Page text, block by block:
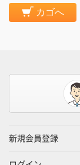
カゴへ
新規会員登録